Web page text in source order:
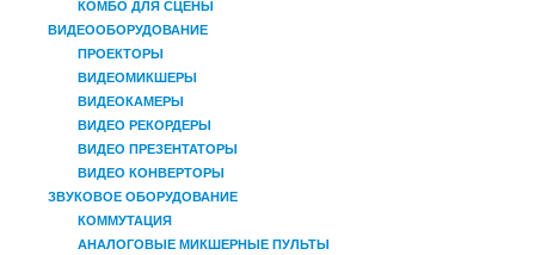
КОМБО ДЛЯ СЦЕНЫ
ВИДЕООБОРУДОВАНИЕ
ПРОЕКТОРЫ
ВИДЕОМИКШЕРЫ
ВИДЕОКАМЕРЫ
ВИДЕО РЕКОРДЕРЫ
ВИДЕО ПРЕЗЕНТАТОРЫ
ВИДЕО КОНВЕРТОРЫ
ЗВУКОВОЕ ОБОРУДОВАНИЕ
КОММУТАЦИЯ
АНАЛОГОВЫЕ МИКШЕРНЫЕ ПУЛЬТЫ